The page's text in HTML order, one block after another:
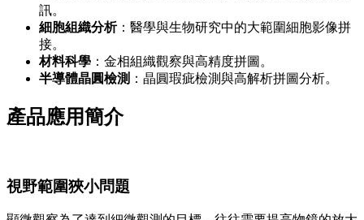
訊。
細胞組織分析：醫學與生物研究中的大範圍細胞影像拼
接。
材料科學 ：金相組織觀察與高精度拼圖。
半導體晶圓檢測 ：晶圓瑕疵檢測與高解析拼圖分析。
產品應用簡介
視野範圍狹小問題